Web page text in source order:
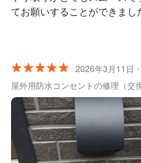
てお願いすることができま
更にも快く対応していただ
2026年3月11日
屋外用防水コンセントの修理（交